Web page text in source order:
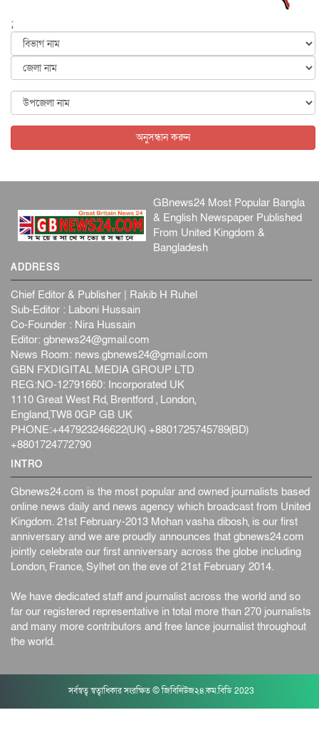
৬ আগস্ট, ২০২৬
জুলাইয়ের কৃতিত্ব নেওয়ার জন্য সবাই প্রতিযোগিতায় নেমেছে :
৬ আগস্ট, ২০২৬
৬ আগস্ট, ২০২৬
;
অনুসন্ধান করুন
GBnews24 Most Popular Bangla
& English Newspaper Published
From United Kingdom &
Bangladesh
ADDRESS
Chief Editor & Publisher | Rakib H Ruhel
Sub-Editor : Laboni Hussain
Co-Founder : Nira Hussain
Editor: gbnews24@gmail.com
News Room: news.gbnews24@gmail.com
GBN FXDIGITAL MEDIA GROUP LTD
REG:NO-12791660: Incorporated UK
1110 Great West Rd, Brentford , London,
England,TW8 0GP GB UK
PHONE:+447923246622(UK) +8801725745789(BD)
+8801724772790
INTRO
Gbnews24.com is the most popular and owned journalists based
online news daily and news agency which broadcast from United
Kingdom. 21st February-2013 Mohan vasha dibosh, is our first
anniversary and we are proudly announces that gbnews24.com
jointly celebrate our first anniversary across the globe including
London, France, Sylhet on the eve of 21st February 2014.
We have dedicated staff and journalist across the world and so
far our registered representative in total more than 270 journalists
and many more contributors and free lance journalist throughout
the world.
সর্বস্বত্ব স্বত্বাধিকার সংরক্ষিত © জিবিনিউজ২৪.কম.বিডি 2023